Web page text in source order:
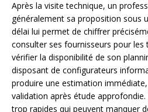
Après la visite technique, un
généralement sa proposition sous
délai lui permet de chiffrer
consulter ses fournisseurs pour les
vérifier la disponibilité de son
disposant de configurateurs
produire une estimation
validation après étude
trop rapides qui peuvent manquer